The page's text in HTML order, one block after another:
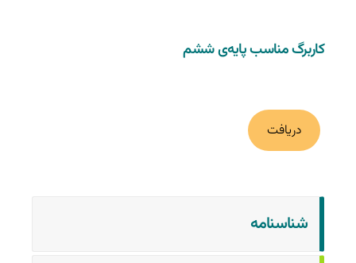
کاربرگ مناسب پایه‌ی ششم
دریافت
شناسنامه‌